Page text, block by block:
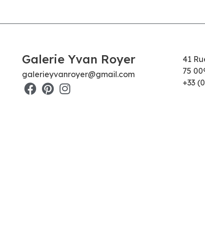
Galerie Yvan Royer
galerieyvanroyer@gmail.com
41
75
+33